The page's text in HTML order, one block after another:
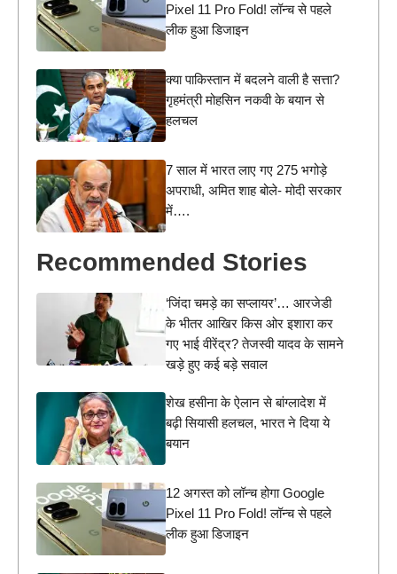
Pixel 11 Pro Fold! लॉन्च से पहले
लीक हुआ डिजाइन
क्या पाकिस्तान में बदलने वाली है सत्ता?
गृहमंत्री मोहसिन नकवी के बयान से
हलचल
7 साल में भारत लाए गए 275 भगोड़े
अपराधी, अमित शाह बोले- मोदी सरकार
में….
Recommended Stories
‘जिंदा चमड़े का सप्लायर’… आरजेडी
के भीतर आखिर किस ओर इशारा कर
गए भाई वीरेंद्र? तेजस्वी यादव के सामने
खड़े हुए कई बड़े सवाल
शेख हसीना के ऐलान से बांग्लादेश में
बढ़ी सियासी हलचल, भारत ने दिया ये
बयान
12 अगस्त को लॉन्च होगा Google
Pixel 11 Pro Fold! लॉन्च से पहले
लीक हुआ डिजाइन